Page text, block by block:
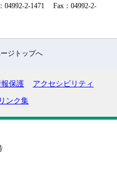
04992-2-1471 Fax：04992-2-
ジトップへ
保護 アクセシビリティ
リンク集